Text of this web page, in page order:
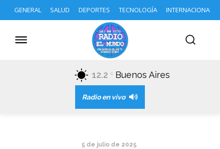
GENERAL SALUD DEPORTES TECNOLOGÍA INTERNACIONAL
12.2 C Buenos Aires
Radio en vivo
5 de julio de 2025